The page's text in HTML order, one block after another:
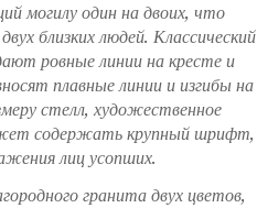
могилу один на двоих, что
близких людей. Классический
ровные линии на кресте и
плавные линии и изгибы на
стелл, художественное
содержать крупный шрифт,
лиц усопших.
гранита двух цветов,